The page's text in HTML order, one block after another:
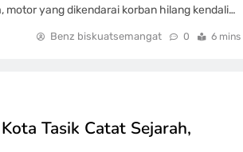
motor yang dikendarai korban hilang kendali…
Benz biskuatsemangat 0 6 mins
Tasik Catat Sejarah,